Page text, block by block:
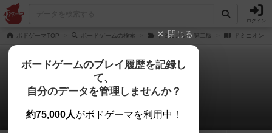
ログイン
ボドゲーマTOP ボードゲームの検索 ドミニオン：第二版 ドミニオン
ドミニオン
クロさんのレビュー
閉じる
ボードゲームのプレイ履歴を記録し
て、
自分のデータを管理しませんか？
約75,000人がボドゲーマを利用中！